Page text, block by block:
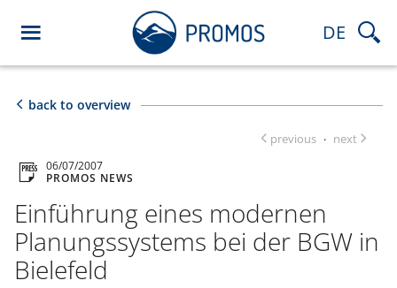
DE
back to overview
previous · next
06/07/2007
PROMOS NEWS
Einführung eines modernen
Planungssystems bei der BGW in
Bielefeld